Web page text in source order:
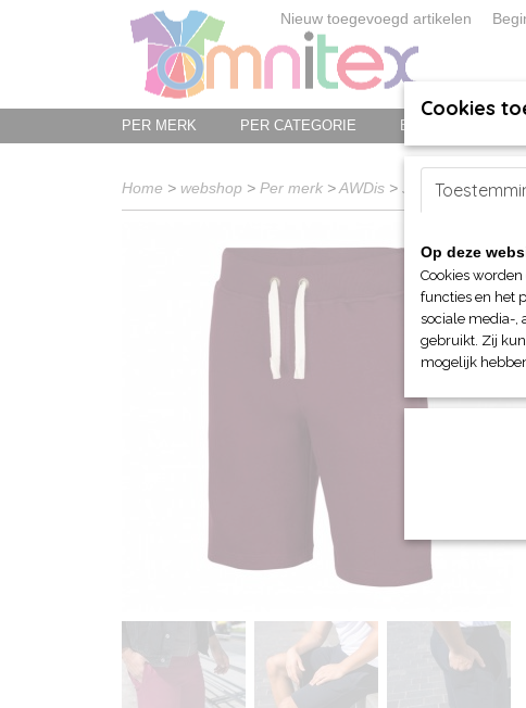
Nieuw toegevoegd artikelen
PER MERK PER CATEGORIE BED-, BAD-,
Home > webshop > Per merk >AWDis > Just Hoods>
Cookies
Op deze
Cookies
functies en het
sociale media-,
gebruikt. Zij
mogelijk